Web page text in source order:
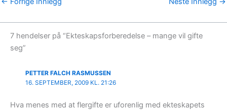
7 hendelser på “Ekteskapsforberedelse – mange vil gifte
seg”
PETTER FALCH RASMUSSEN
16. SEPTEMBER, 2009 KL. 21:26
Hva menes med at flergifte er uforenlig med ekteskapets